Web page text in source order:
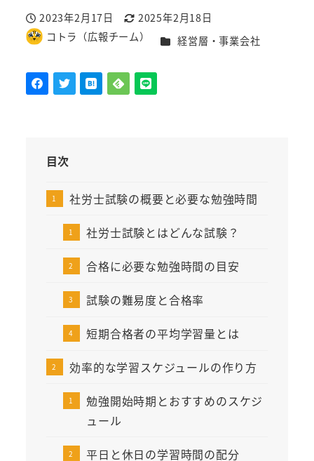
投稿日
2023年2月17日
更新日
2025年2月18日
著
コトラ（広報チーム） カテゴリー
経営層・事業会社
目次
社労士試験の概要と必要な勉強時間
社労士試験とはどんな試験？
合格に必要な勉強時間の目安
試験の難易度と合格率
短期合格者の平均学習量とは
効率的な学習スケジュールの作り方
勉強開始時期とおすすめのスケジ
ュール
平日と休日の学習時間の配分